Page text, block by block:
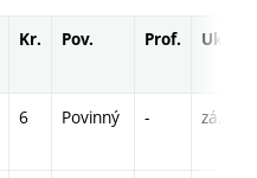
Kr. Pov. Prof. Uk.
6 Povinný - zá,zk